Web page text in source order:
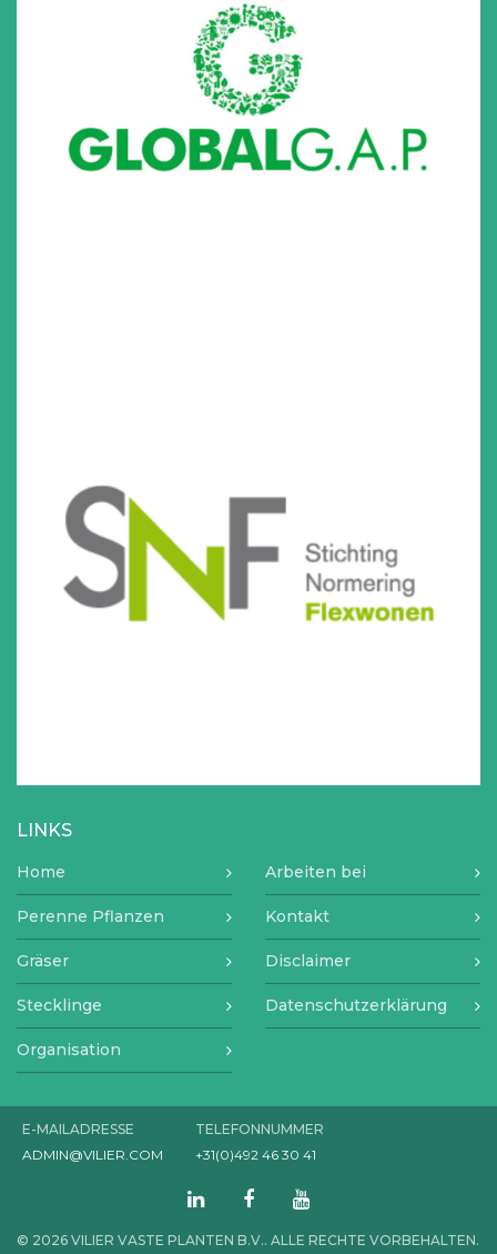
LINKS
Home
Perenne Pflanzen
Gräser
Stecklinge
Organisation
Arbeiten bei
Kontakt
Disclaimer
Datenschutzerklärung
E-MAILADRESSE
ADMIN@VILIER.COM
TELEFONNUMMER
+31(0)492 46 30 41
© 2026 VILIER VASTE PLANTEN B.V.. ALLE RECHTE VORBEHALTEN.